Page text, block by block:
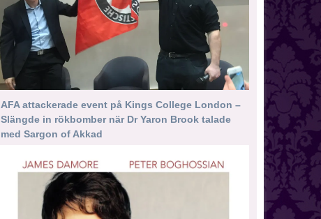
AFA attackerade event på Kings College London –
Slängde in rökbomber när Dr Yaron Brook talade
med Sargon of Akkad